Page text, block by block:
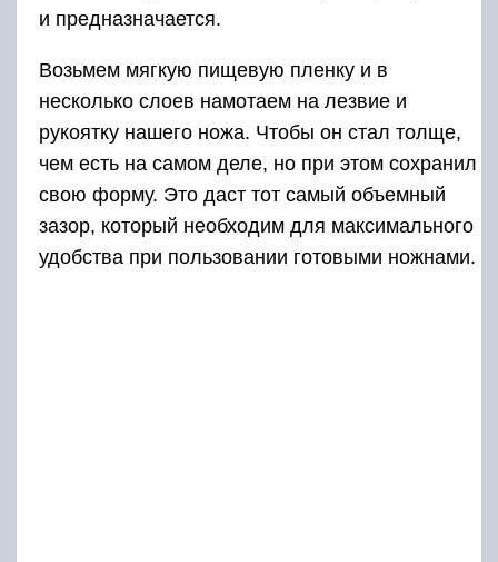
и предназначается.
Возьмем мягкую пищевую пленку и в
несколько слоев намотаем на лезвие и
рукоятку нашего ножа. Чтобы он стал толще,
чем есть на самом деле, но при этом сохранил
свою форму. Это даст тот самый объемный
зазор, который необходим для максимального
удобства при пользовании готовыми ножнами.